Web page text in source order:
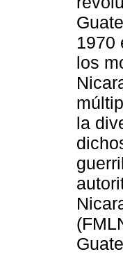
1970
los
la